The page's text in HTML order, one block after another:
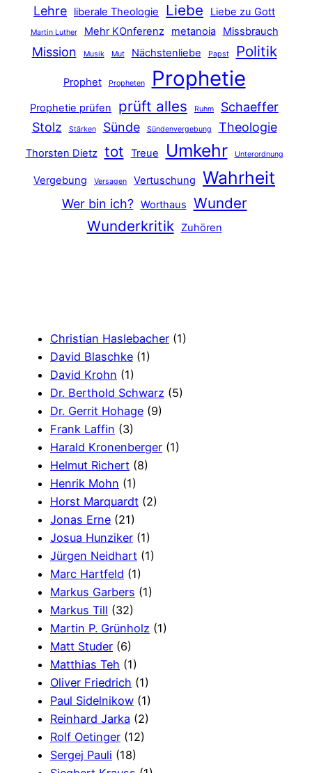
Lehre liberale Theologie Liebe Liebe zu Gott
Martin Luther Mehr KOnferenz metanoia Missbrauch
Mission Musik Mut Nächstenliebe Papst Politik
Prophet Propheten Prophetie
Prophetie prüfen prüft alles Ruhm
Schaeffer
Stolz
Stärken Sünde Sündenvergebung Theologie
Thorsten Dietz tot Treue Umkehr Unterordnung
Vergebung Versagen Vertuschung Wahrheit
Wer bin ich? Worthaus
Wunder
Wunderkritik
Zuhören
Christian Haslebacher (1)
David Blaschke (1)
David Krohn (1)
Dr. Berthold Schwarz (5)
Dr. Gerrit Hohage (9)
Frank Laffin (3)
Harald Kronenberger (1)
Helmut Richert (8)
Henrik Mohn (1)
Horst Marquardt (2)
Jonas Erne (21)
Josua Hunziker (1)
Jürgen Neidhart (1)
Marc Hartfeld (1)
Markus Garbers (1)
Markus Till (32)
Martin P. Grünholz (1)
Matt Studer (6)
Matthias Teh (1)
Oliver Friedrich (1)
Paul Sidelnikow (1)
Reinhard Jarka (2)
Rolf Oetinger (12)
Sergej Pauli (18)